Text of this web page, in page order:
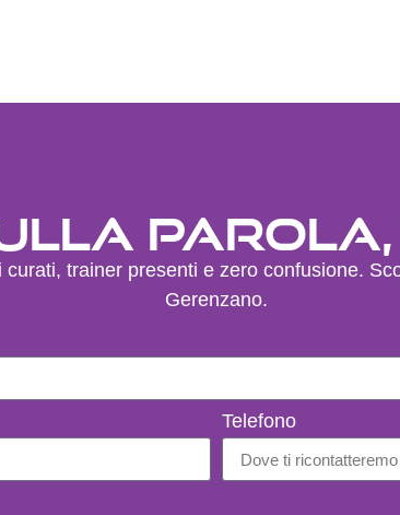
parola,
trainer presenti e zero confusione.
Gerenzano.
Telefono